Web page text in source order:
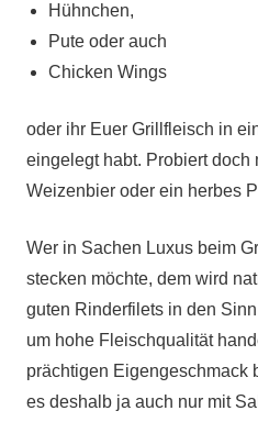
Hühnchen,
Pute oder auch
Chicken Wings
oder ihr Euer Grillfleisch in
eingelegt habt. Probiert doch
Weizenbier oder ein herbes
Wer in Sachen Luxus beim
stecken möchte, dem wird
guten Rinderfilets in den
um hohe Fleischqualität
prächtigen Eigengeschmack
es deshalb ja auch nur mit